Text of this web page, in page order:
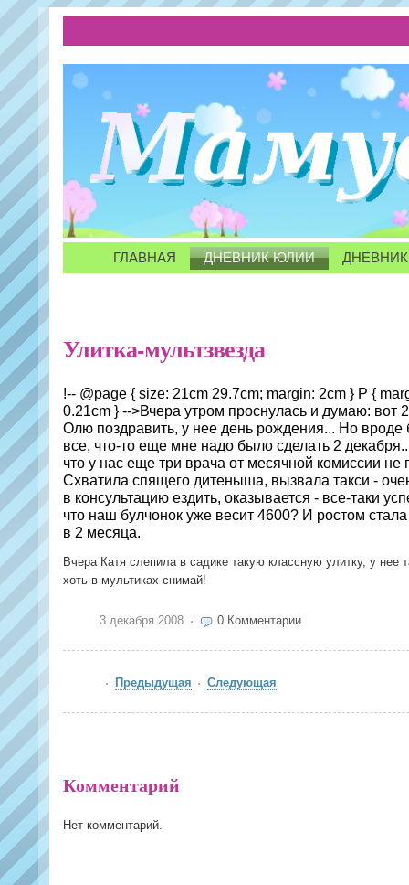
ГЛАВНАЯ ДНЕВНИК ЮЛИИ
Улитка-мультзвезда
!-- @page { size: 21cm 29.7cm; margin: 2cm } P {
0.21cm } -->Вчера утром проснулась и думаю: вот
Олю поздравить, у нее день рождения... Но
все, что-то еще мне надо было сделать 2
что у нас еще три врача от месячной комиссии не
Схватила спящего дитеныша, вызвала такси -
в консультацию ездить, оказывается - все-таки
что наш булчонок уже весит 4600? И ростом
в 2 месяца.
Вчера Катя слепила в садике такую классную улитку, у нее
хоть в мультиках снимай!
3 декабря 2008 0 Комментарии
Предыдущая Следующая
Комментарий
Нет комментарий.